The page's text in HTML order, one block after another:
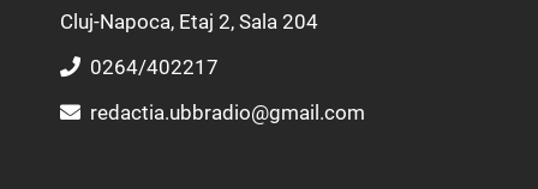
Cluj-Napoca, Etaj 2, Sala 204
0264/402217
redactia.ubbradio@gmail.com